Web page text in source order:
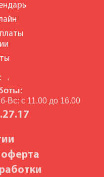
,
Вс: с 11.00 до 16.00